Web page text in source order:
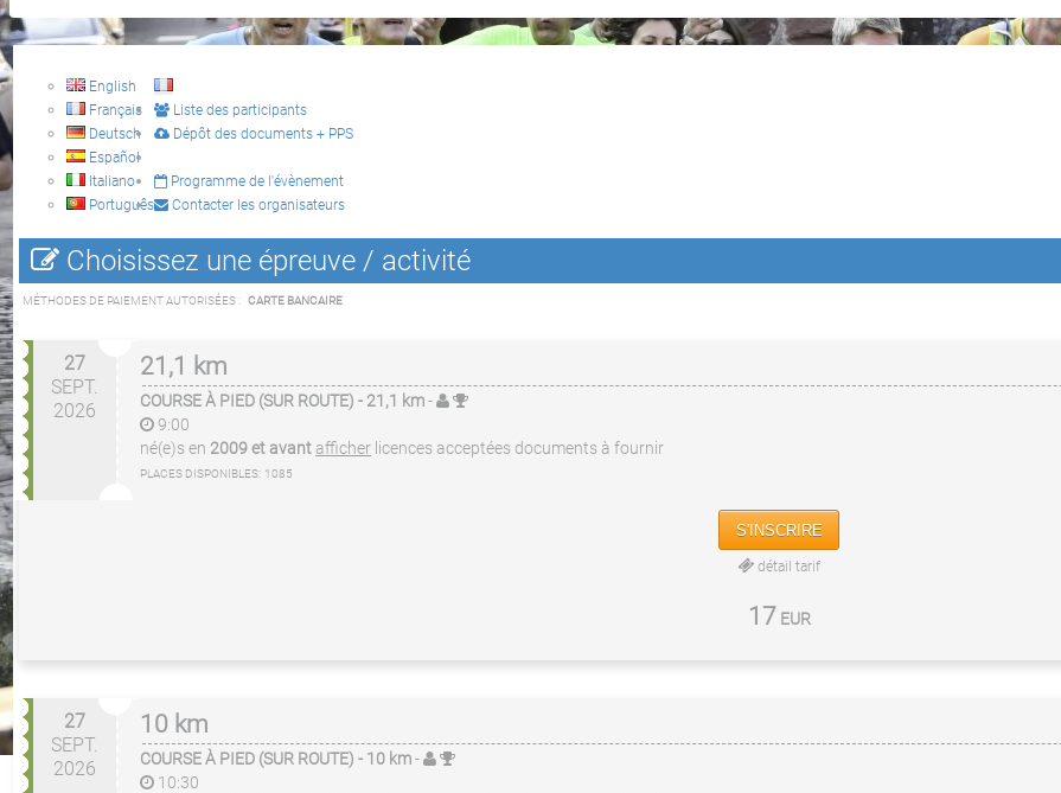
English
Français
Deutsch
Español
Italiano
Português
Liste des participants
Dépôt des documents + PPS
Programme de l'évènement
Contacter les organisateurs
Choisissez une épreuve / activité
MÉTHODES DE PAIEMENT AUTORISÉES : CARTE BANCAIRE
27
SEPT.
2026
21,1 km
COURSE À PIED (SUR ROUTE) - 21,1 km-
9:00
né(e)s en 2009 et avantafficher licences acceptées documents à fournir
PLACES DISPONIBLES: 1085
S'INSCRIRE
détail tarif
17 EUR
27
SEPT.
2026
10 km
COURSE À PIED (SUR ROUTE) - 10 km-
10:30